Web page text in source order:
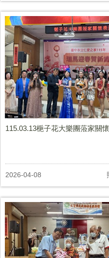
115.03.13梔子花大樂團蒞家關
2026-04-08